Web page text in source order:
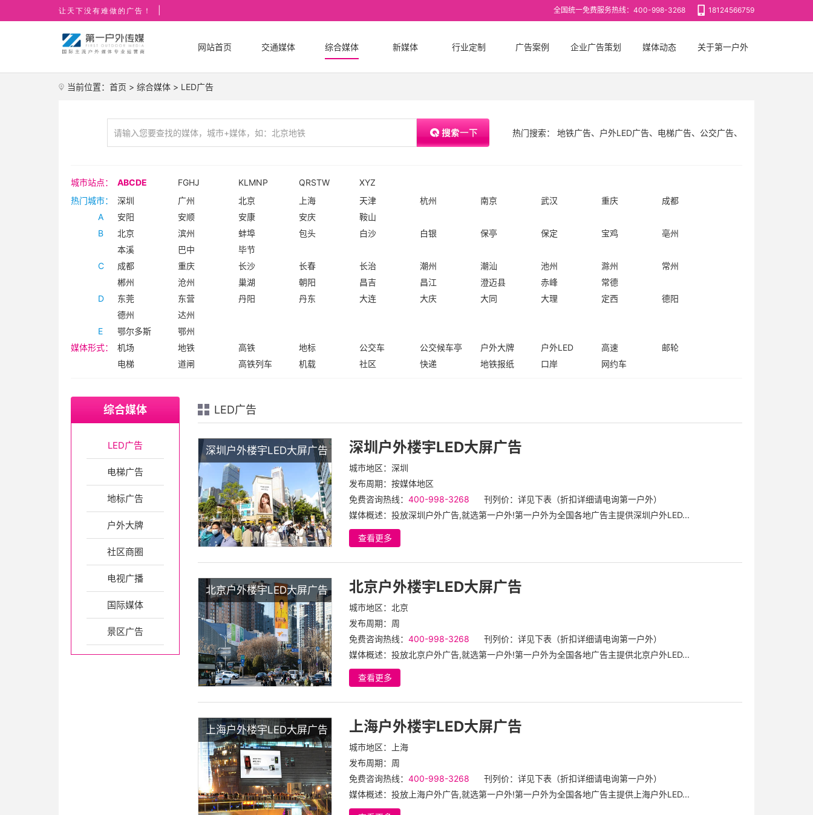
让天下没有难做的广告！ 全国统一免费服务热线：400-998-3268 18124566759
网站首页 交通媒体 综合媒体 新媒体 行业定制 广告案例 企业广告策划 媒体动态 关于第一户外
当前位置： 首页 > 综合媒体 > LED广告
热门搜索： 地铁广告、 户外LED广告、 电梯广告、 公交广告、
城市站点： ABCDE FGHJ KLMNP QRSTW
XYZ
热门城市：
深圳 广州 北京 上海 天津 杭州 南京 武汉 重庆
成都
A
安阳 安顺 安康 安庆
鞍山
B
北京 滨州 蚌埠 包头 白沙 白银 保亭 保定 宝鸡
亳州
本溪
巴中
毕节
C
成都 重庆 长沙 长春 长治 潮州 潮汕 池州 滁州
常州
郴州
沧州 巢湖 朝阳 昌吉 昌江 澄迈县 赤峰
常德
D
东莞 东营 丹阳 丹东 大连 大庆 大同 大理 定西
德阳
德州
达州
E
鄂尔多斯
鄂州
媒体形式：
机场 地铁 高铁 地标 公交车 公交候车亭 户外大牌 户外LED 高速
邮轮
电梯
道闸 高铁列车 机载 社区 快递 地铁报纸 口岸 网约车
综合媒体
LED广告
电梯广告
地标广告
户外大牌
社区商圈
电视广播
国际媒体
景区广告
LED广告
深圳户外楼宇LED大屏广告 深圳户外楼宇LED大屏广告
城市地区：深圳
发布周期：按媒体地区
免费咨询热线： 400-998-3268
刊列价：详见下表（折扣详细请电询第一户外）
媒体概述：投放深圳户外广告,就选第一户外!第一户外为全国各地广告主提供深圳户外LED...
查看更多
北京户外楼宇LED大屏广告 北京户外楼宇LED大屏广告
城市地区：北京
发布周期：周
免费咨询热线： 400-998-3268
刊列价：详见下表（折扣详细请电询第一户外）
媒体概述：投放北京户外广告,就选第一户外!第一户外为全国各地广告主提供北京户外LED...
查看更多
上海户外楼宇LED大屏广告 上海户外楼宇LED大屏广告
城市地区：上海
发布周期：周
免费咨询热线： 400-998-3268
刊列价：详见下表（折扣详细请电询第一户外）
媒体概述：投放上海户外广告,就选第一户外!第一户外为全国各地广告主提供上海户外LED...